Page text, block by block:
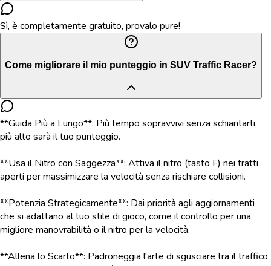
Sì, è completamente gratuito, provalo pure!
Come migliorare il mio punteggio in SUV Traffic Racer?
**Guida Più a Lungo**: Più tempo sopravvivi senza schiantarti,
più alto sarà il tuo punteggio.
**Usa il Nitro con Saggezza**: Attiva il nitro (tasto F) nei tratti
aperti per massimizzare la velocità senza rischiare collisioni.
**Potenzia Strategicamente**: Dai priorità agli aggiornamenti
che si adattano al tuo stile di gioco, come il controllo per una
migliore manovrabilità o il nitro per la velocità.
**Allena lo Scarto**: Padroneggia l'arte di sgusciare tra il traffico